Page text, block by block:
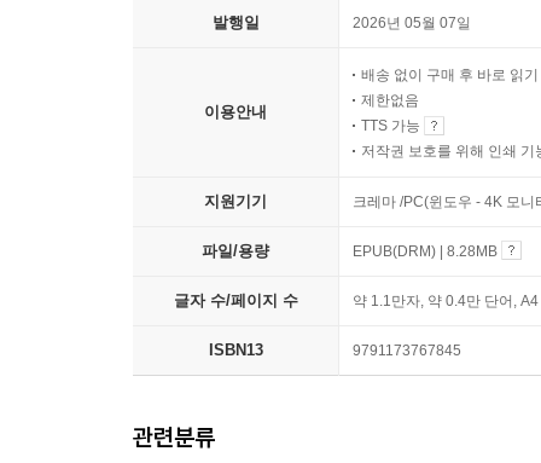
발행일 2026년 05월 07일
이용안내
배송 없이 구매 후 바로 읽기
제한없음
TTS 가능
저작권 보호를 위해 인쇄 기
지원기기 크레마 /PC(윈도우 - 4K 모
파일/용량 EPUB(DRM) | 8.28MB
글자 수/페이지 수 약 1.1만자, 약 0.4만 단어,
ISBN13 9791173767845
관련분류